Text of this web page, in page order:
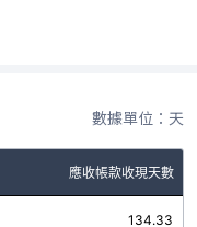
數據單位：天
應收帳款收現天數
134.33